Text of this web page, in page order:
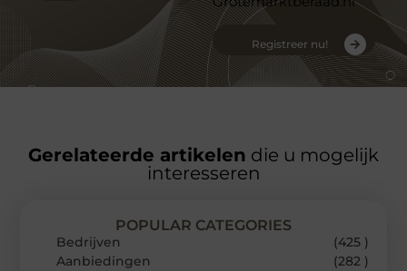
Registreer nu!
Gerelateerde artikelen die u mogelijk
interesseren
POPULAR CATEGORIES
Bedrijven
(425 )
Aanbiedingen
(282 )